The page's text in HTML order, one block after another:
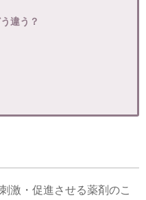
違う？
激・促進させる薬剤のこ